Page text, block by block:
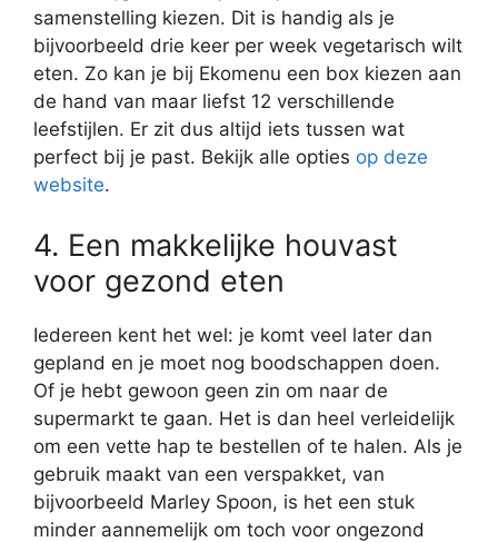
samenstelling kiezen. Dit is handig als je
bijvoorbeeld drie keer per week vegetarisch wilt
eten. Zo kan je bij Ekomenu een box kiezen aan
de hand van maar liefst 12 verschillende
leefstijlen. Er zit dus altijd iets tussen wat
perfect bij je past. Bekijk alle opties op deze
website.
4. Een makkelijke houvast
voor gezond eten
Iedereen kent het wel: je komt veel later dan
gepland en je moet nog boodschappen doen.
Of je hebt gewoon geen zin om naar de
supermarkt te gaan. Het is dan heel verleidelijk
om een vette hap te bestellen of te halen. Als je
gebruik maakt van een verspakket, van
bijvoorbeeld Marley Spoon, is het een stuk
minder aannemelijk om toch voor ongezond